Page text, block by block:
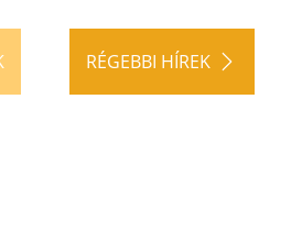
RÉGEBBI HÍREK